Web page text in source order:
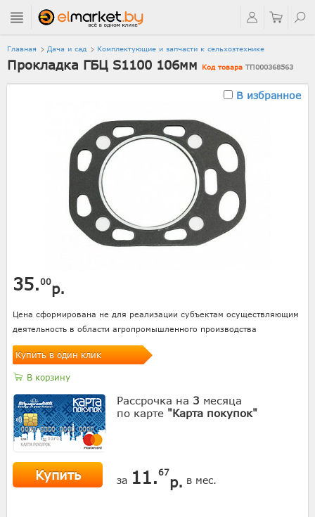
Главная Дача и сад Комплектующие и запчасти к сельхозтехнике
Прокладка ГБЦ S1100 106мм Код товара ТП000368563
В избранное
35.00р.
Цена сформирована не для реализации субъектам осуществляющим
деятельность в области агропромышленного производства
Купить в один клик
В корзину
Рассрочка на 3 месяца
по карте "Карта покупок"
Купить за 11.67
р. в мес.